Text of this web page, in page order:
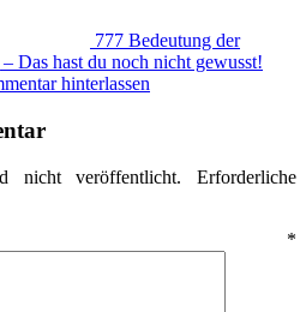
777 Bedeutung der
Das hast du noch nicht gewusst!
hinterlassen
nicht veröffentlicht.
Erforderliche
*